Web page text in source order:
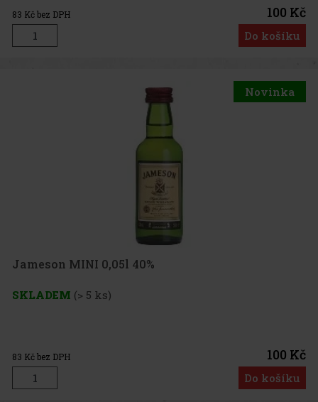
83 Kč bez DPH 100 Kč
Do košíku
Novinka
Jameson MINI 0,05l 40%
SKLADEM (> 5 ks)
83 Kč bez DPH 100 Kč
Do košíku